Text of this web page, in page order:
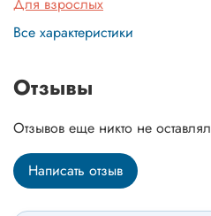
Все характеристики
Отзывы
Отзывов еще никто не оставлял
Написать отзыв